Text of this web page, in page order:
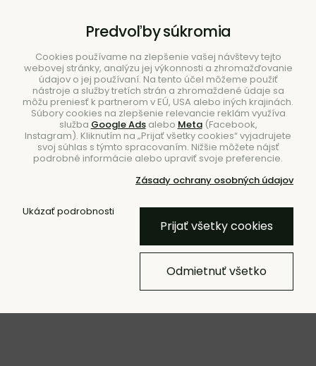
Hľadať
Úvod Nábytok Nábytok do detskej izby
Detské kreslo Slope –
Predvoľby súkromia
Cookies používame na zlepšenie vašej návštevy tejto
webovej stránky, analýzu jej výkonnosti a zhromažďovanie
údajov o jej používaní. Na tento účel môžeme použiť
nástroje a služby tretích strán a zhromaždené údaje sa
môžu preniesť k partnerom v EÚ, USA alebo iných krajinách.
Súbory cookies na zlepšenie relevancie reklám využíva
služba Google Adsalebo Meta(Facebook,
Instagram). Kliknutím na „Prijať všetky cookies“ vyjadrujete
svoj súhlas s týmto spracovaním. Nižšie môžete nájsť
podrobné informácie alebo upraviť svoje preferencie.
Zásady ochrany osobných údajov
Ukázať podrobnosti
Prijať všetky cookies
Odmietnuť všetko